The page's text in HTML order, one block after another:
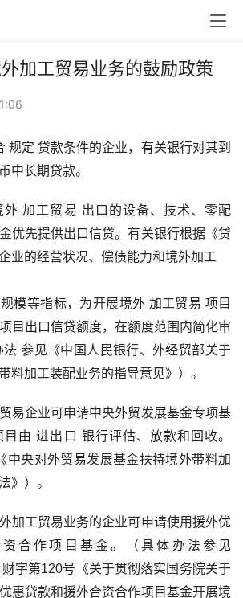
加工贸易业务的鼓励政策
规定 贷款条件的企业，有关银行对其到
中长期贷款。
加工贸易 出口的设备、技术、零配
优先提供出口信贷。有关银行根据《贷
业的经营状况、偿债能力和境外加工
模等指标，为开展境外 加工贸易 项目
目出口信贷额度，在额度范围内简化审
参见《中国人民银行、外经贸部关于
料加工装配业务的指导意见》）。
企业可申请中央外贸发展基金专项基
由 进出口 银行评估、放款和回收。
中央对外贸易发展基金扶持境外带料加
》）。
工贸易业务的企业可申请使用援外优
合作项目基金。（具体办法参见
财字第120号《关于贯彻落实国务院关于
惠贷款和援外合资合作项目基金开展境